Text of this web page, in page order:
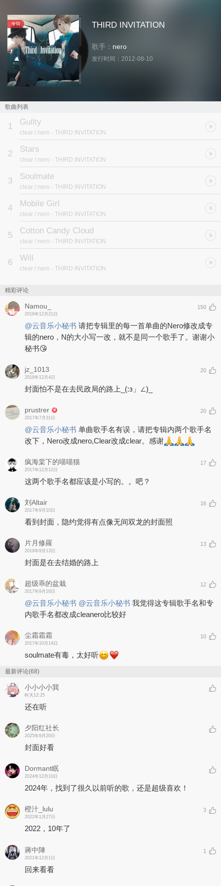
专辑 THIRD INVITATION
歌手： nero
发行时间： 2012-08-10
歌曲列表
1 Guilty
clear / nero - THIRD INVITATION
2 Stars
clear / nero - THIRD INVITATION
3 Soulmate
clear / nero - THIRD INVITATION
4 Mobile Girl
clear / nero - THIRD INVITATION
5 Cotton Candy Cloud
clear / nero - THIRD INVITATION
6 Will
clear / nero - THIRD INVITATION
精彩评论
Namou_
2016年12月21日
150
@云音乐小秘书 请把专辑里的每一首单曲的Nero修改成专
辑的nero，N的大小写一改，就不是同一个歌手了。谢谢小
秘书😘
jz_1013
2019年12月4日
20
封面怕不是在去民政局的路上_(:з」∠)_
prustrer
2017年7月31日
20
@云音乐小秘书 单曲歌手名有误，请把专辑内两个歌手名
改下，Nero改成nero,Clear改成clear。感谢
疯海棠下的喵喵猫
2017年12月12日
17
这两个歌手名都应该是小写的。。吧？
刘Altair
2017年9月10日
16
看到封面，隐约觉得有点像无间双龙的封面照
片月修羅
2019年9月13日
13
封面是在去结婚的路上
超级乖的盆栽
2017年9月16日
12
@云音乐小秘书 @云音乐小秘书 我觉得这专辑歌手名和专
内歌手名都改成cleanero比较好
尘霜霜霜
2017年10月14日
10
soulmate有毒，太好听
最新评论(68)
小小小小巽
昨天12:25
还在听
夕阳红社长
2025年9月20日
封面好看
Dormant眠
2024年12月10日
2024年，找到了很久以前听的歌，还是超级喜欢！
橙汁_lulu
2022年1月27日
3
2022，10年了
蔣中陣
2021年12月1日
1
回来看看